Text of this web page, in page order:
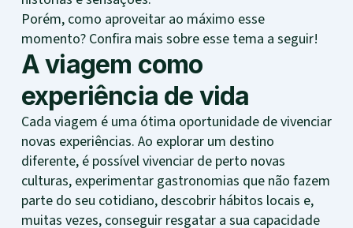
Porém, como aproveitar ao máximo esse
momento? Confira mais sobre esse tema a seguir!
A viagem como
experiência de vida
Cada viagem é uma ótima oportunidade de vivenciar
novas experiências. Ao explorar um destino
diferente, é possível vivenciar de perto novas
culturas, experimentar gastronomias que não fazem
parte do seu cotidiano, descobrir hábitos locais e,
muitas vezes, conseguir resgatar a sua capacidade